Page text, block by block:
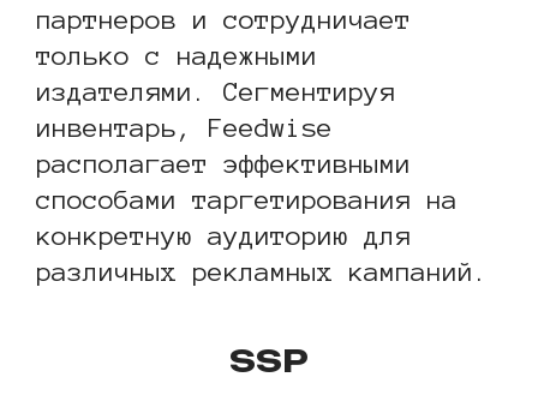
партнеров и сотрудничает
только с надежными
издателями. Сегментируя
инвентарь, Feedwise
располагает эффективными
способами таргетирования на
конкретную аудиторию для
различных рекламных кампаний.
SSP